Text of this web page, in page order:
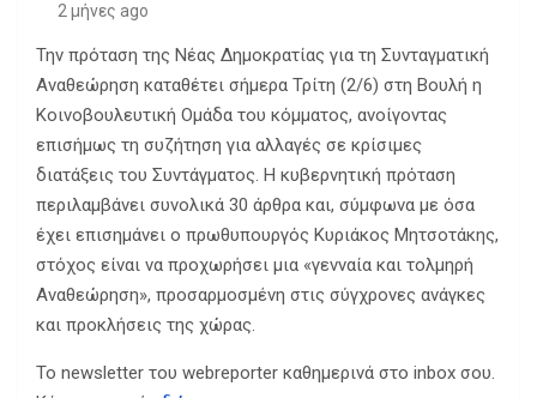
2 μήνες ago
Την πρόταση της Νέας Δημοκρατίας για τη Συνταγματική
Αναθεώρηση καταθέτει σήμερα Τρίτη (2/6) στη Βουλή η
Κοινοβουλευτική Ομάδα του κόμματος, ανοίγοντας
επισήμως τη συζήτηση για αλλαγές σε κρίσιμες
διατάξεις του Συντάγματος. Η κυβερνητική πρόταση
περιλαμβάνει συνολικά 30 άρθρα και, σύμφωνα με όσα
έχει επισημάνει ο πρωθυπουργός Κυριάκος Μητσοτάκης,
στόχος είναι να προχωρήσει μια «γενναία και τολμηρή
Αναθεώρηση», προσαρμοσμένη στις σύγχρονες ανάγκες
και προκλήσεις της χώρας.
Το newsletter του webreporter καθημερινά στο inbox σου.